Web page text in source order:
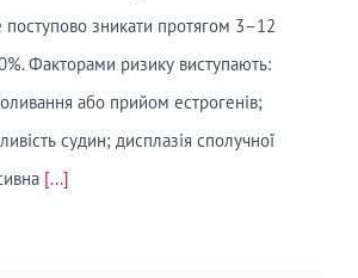
зникати протягом 3–12
Факторами ризику виступають:
або прийом естрогенів;
судин; дисплазія сполучної
[...]